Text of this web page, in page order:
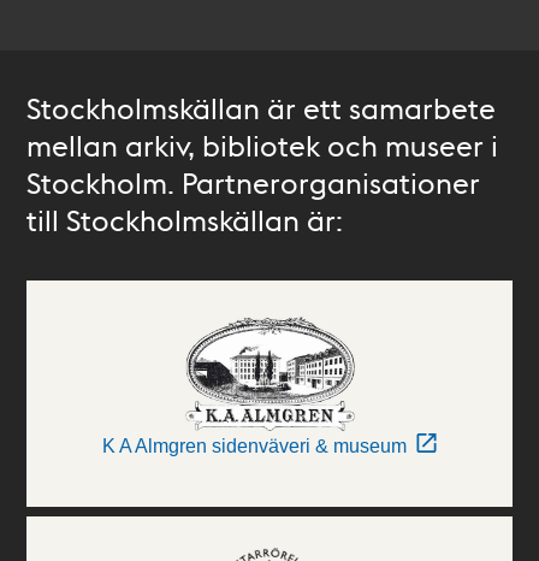
Stockholmskällan är ett samarbete
mellan arkiv, bibliotek och museer i
Stockholm. Partnerorganisationer
till Stockholmskällan är:
K A Almgren sidenväveri & museum